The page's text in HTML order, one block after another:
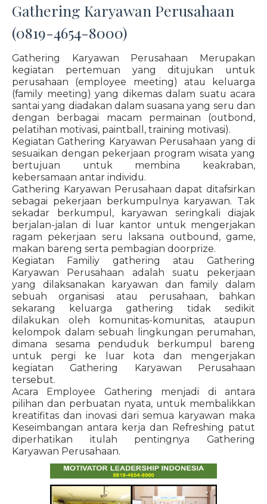
Gathering Karyawan Perusahaan
(0819-4654-8000)
Gathering Karyawan Perusahaan Merupakan
kegiatan pertemuan yang ditujukan untuk
perusahaan (employee meeting) atau keluarga
(family meeting) yang dikemas dalam suatu acara
santai yang diadakan dalam suasana yang seru dan
dengan berbagai macam permainan (outbond,
pelatihan motivasi, paintball, training motivasi).
Kegiatan Gathering Karyawan Perusahaan yang di
sesuaikan dengan pekerjaan program wisata yang
bertujuan untuk membina keakraban,
kebersamaan antar individu.
Gathering Karyawan Perusahaan dapat ditafsirkan
sebagai pekerjaan berkumpulnya karyawan. Tak
sekadar berkumpul, karyawan seringkali diajak
berjalan-jalan di luar kantor untuk mengerjakan
ragam pekerjaan seru laksana outbound, game,
makan bareng serta pembagian doorprize.
Kegiatan Familiy gathering atau Gathering
Karyawan Perusahaan adalah suatu pekerjaan
yang dilaksanakan karyawan dan family dalam
sebuah organisasi atau perusahaan, bahkan
sekarang keluarga gathering tidak sedikit
dilakukan oleh komunitas-komunitas, ataupun
kelompok dalam sebuah lingkungan perumahan,
dimana sesama penduduk berkumpul bareng
untuk pergi ke luar kota dan mengerjakan
kegiatan Gathering Karyawan Perusahaan
tersebut.
Acara Employee Gathering menjadi di antara
pilihan dan perbuatan nyata, untuk membalikkan
kreatifitas dan inovasi dari semua karyawan maka
Keseimbangan antara kerja dan Refreshing patut
diperhatikan itulah pentingnya Gathering
Karyawan Perusahaan.